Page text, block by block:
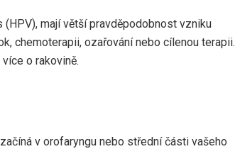
mají větší pravděpodobnost vzniku
chemoterapii, ozařování nebo cílenou terapii.
o rakovině.
v orofaryngu nebo střední části vašeho